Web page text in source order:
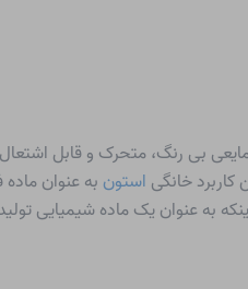
ون و بتا-کتوپروپان نیز شناخته می شود) مایعی بی
خانگی استون به عنوان
به عنوان یک ماده شیمیایی